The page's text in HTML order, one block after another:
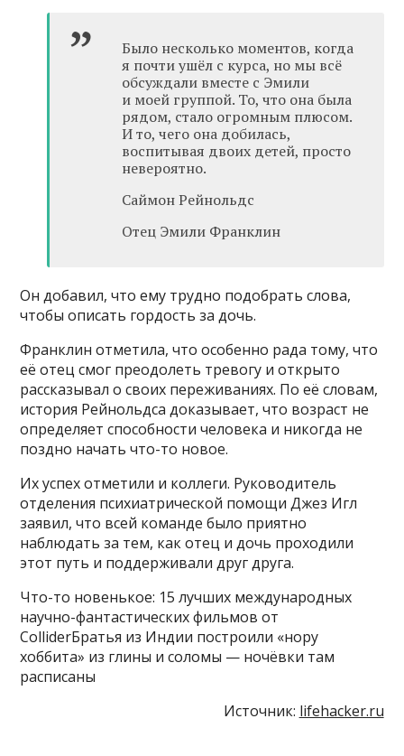
Было несколько моментов, когда
я почти ушёл с курса, но мы всё
обсуждали вместе с Эмили
и моей группой. То, что она была
рядом, стало огромным плюсом.
И то, чего она добилась,
воспитывая двоих детей, просто
невероятно.
Саймон Рейнольдс
Отец Эмили Франклин
Он добавил, что ему трудно подобрать слова,
чтобы описать гордость за дочь.
Франклин отметила, что особенно рада тому, что
её отец смог преодолеть тревогу и открыто
рассказывал о своих переживаниях. По её словам,
история Рейнольдса доказывает, что возраст не
определяет способности человека и никогда не
поздно начать что-то новое.
Их успех отметили и коллеги. Руководитель
отделения психиатрической помощи Джез Игл
заявил, что всей команде было приятно
наблюдать за тем, как отец и дочь проходили
этот путь и поддерживали друг друга.
Что-то новенькое: 15 лучших международных
научно-фантастических фильмов от
ColliderБратья из Индии построили «нору
хоббита» из глины и соломы — ночёвки там
расписаны
Источник: lifehacker.ru